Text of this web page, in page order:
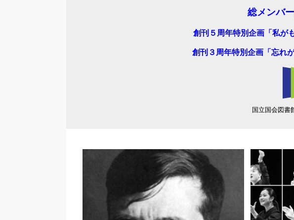
総メンバ
創刊５周年特別企画「私が
創刊３周年特別企画「忘れ
国立国会図書